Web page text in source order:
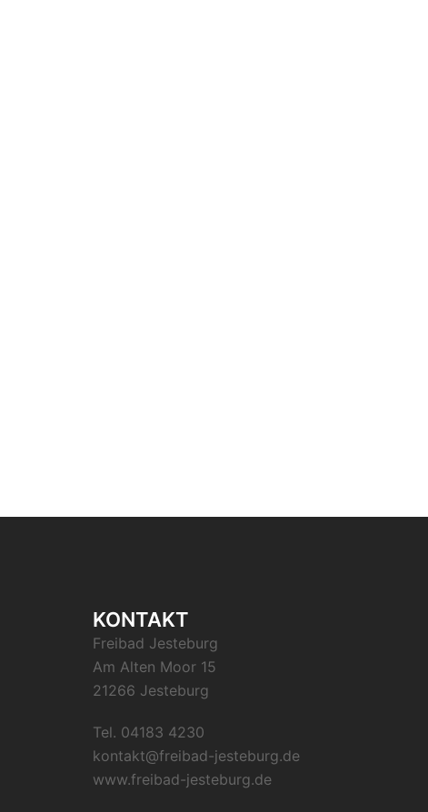
KONTAKT
Freibad Jesteburg
Am Alten Moor 15
21266 Jesteburg
Tel. 04183 4230
kontakt@freibad-jesteburg.de
www.freibad-jesteburg.de